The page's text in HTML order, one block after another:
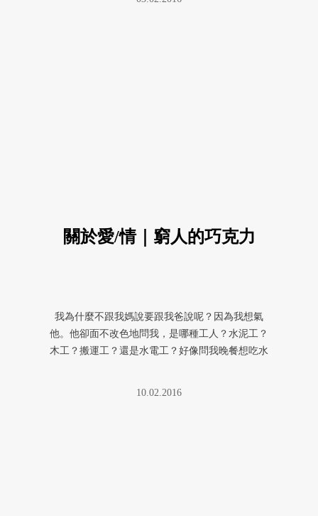
關於愛/情｜窮人的巧克力
我為什麼不跟我媽說要跟我爸說呢？因為我想氣
他。他卻面不改色地問我，是哪種工人？水泥工？
木工？搬運工？還是水電工？好像問我晚餐想吃水
10.02.2016